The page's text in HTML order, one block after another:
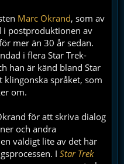
Marc Okrand, som av
i postproduktionen av
mer än 30 år sedan.
i flera Star Trek-
han är känd bland Star
klingonska språket, som
om.
för att skriva dialog
och andra
väldigt lite av det här
IStar Trek